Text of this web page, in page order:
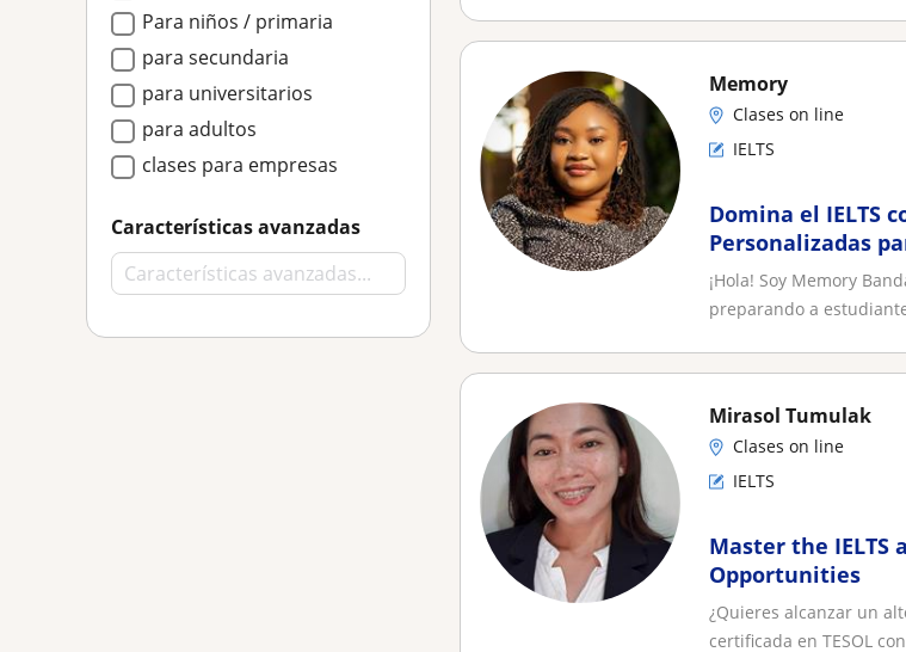
Para niños / primaria
para secundaria
para universitarios
para adultos
clases para empresas
Características avanzadas
Memory
Clases on line
IELTS
Domina el IELTS
Personalizadas
Reading, Writing
¡Hola! Soy Memory
preparando a
Mirasol Tumulak
Clases on line
IELTS
Master the IELTS
Opportunities
¿Quieres alcanzar un
certificada en TESOL